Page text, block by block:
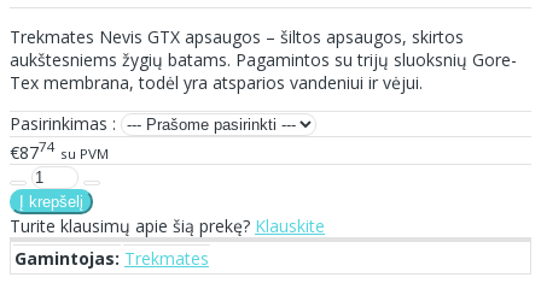
Trekmates Nevis GTX apsaugos – šiltos apsaugos, skirtos
aukštesniems žygių batams. Pagamintos su trijų sluoksnių Gore-
Tex membrana, todėl yra atsparios vandeniui ir vėjui.
Pasirinkimas :
€8774 su PVM
Turite klausimų apie šią prekę? Klauskite
Gamintojas: Trekmates